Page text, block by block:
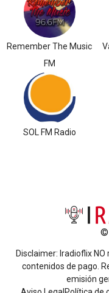
Remember The Music
FM
SOL FM Radio
©
Disclaimer: Iradioflix
contenidos de pago.
emisión